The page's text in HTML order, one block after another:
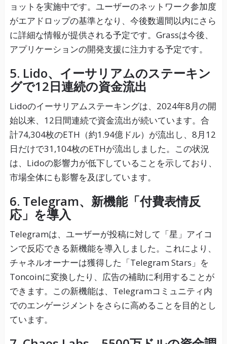
ョットを実施中です。ユーザーのネットワーク参加度
がエアドロップの基準となり、今後数週間以内にさら
に詳細な情報が提供される予定です。Grassは今後、
アプリケーションの開発支援に注力する予定です。
5. Lido、イーサリアムのステーキン
グで12日連続の資金流出
Lidoのイーサリアムステーキングは、2024年8月の開
始以来、12日間連続で資金流出が続いています。合
計74,304枚のETH（約1.94億ドル）が流出し、8月12
日だけで31,104枚のETHが流出しました。この状況
は、Lidoの影響力が低下していることを示しており、
市場全体にも影響を及ぼしています。
6. Telegram、新機能「付費表情反
応」を導入
Telegramは、ユーザーが投稿に対して「星」アイコ
ンで反応できる新機能を導入しました。これにより、
チャネルオーナーは獲得した「Telegram Stars」を
Toncoinに変換したり、広告の補助に利用することが
できます。この新機能は、Telegramコミュニティ内
でのエンゲージメントをさらに高めることを目的とし
ています。